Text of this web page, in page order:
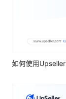
如何使用